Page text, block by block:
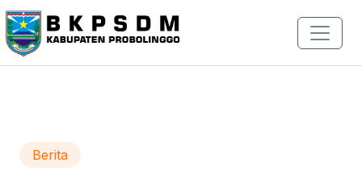
Berita